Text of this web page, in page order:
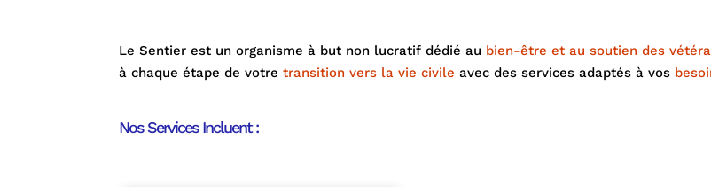
Le Sentier est un organisme à but non lucratif dédié au bien-être et au soutien des
à chaque étape de votretransition vers la vie civile avec des services adaptés à vos
Nos Services Incluent :